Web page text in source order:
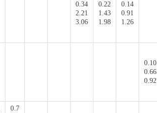
0.34
2.21
3.06
0.22
1.43
1.98
0.14
0.91
1.26
0.10
0.66
0.92
0.7